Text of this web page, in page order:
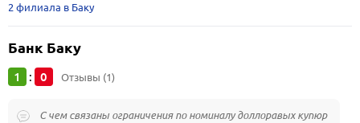
2 филиала в Баку
Банк Баку
1 : 0 Отзывы (1)
С чем связаны ограничения по номиналу доллоравых купюр